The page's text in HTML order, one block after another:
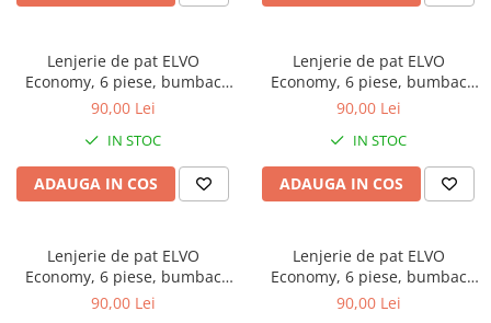
Lenjerie de pat ELVO
Economy, 6 piese, bumbac
policoton, alba, cu lalele
90,00 Lei
IN STOC
ADAUGA IN COS
Lenjerie de pat ELVO
Economy, 6 piese, bumbac
policoton, neagra, cu papadii
90,00 Lei
IN STOC
ADAUGA IN COS
Lenjerie de pat ELVO
Economy, 6 piese, bumbac
policoton, bleumarin, cu
90,00 Lei
Lenjerie de pat ELVO
Economy, 6 piese, bumbac
policoton, crem, cu flori
90,00 Lei